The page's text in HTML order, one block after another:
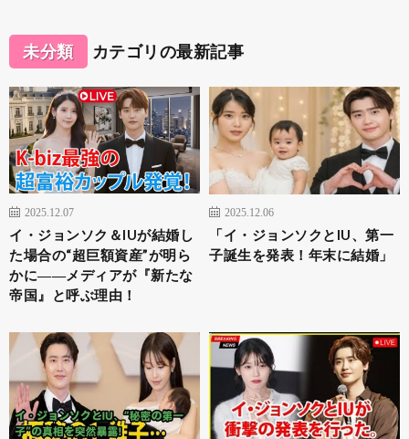
未分類 カテゴリの最新記事
2025.12.07
イ・ジョンソク＆IUが結婚し
た場合の“超巨額資産”が明ら
かに――メディアが『新たな
帝国』と呼ぶ理由！
2025.12.06
「イ・ジョンソクとIU、第一
子誕生を発表！年末に結婚」